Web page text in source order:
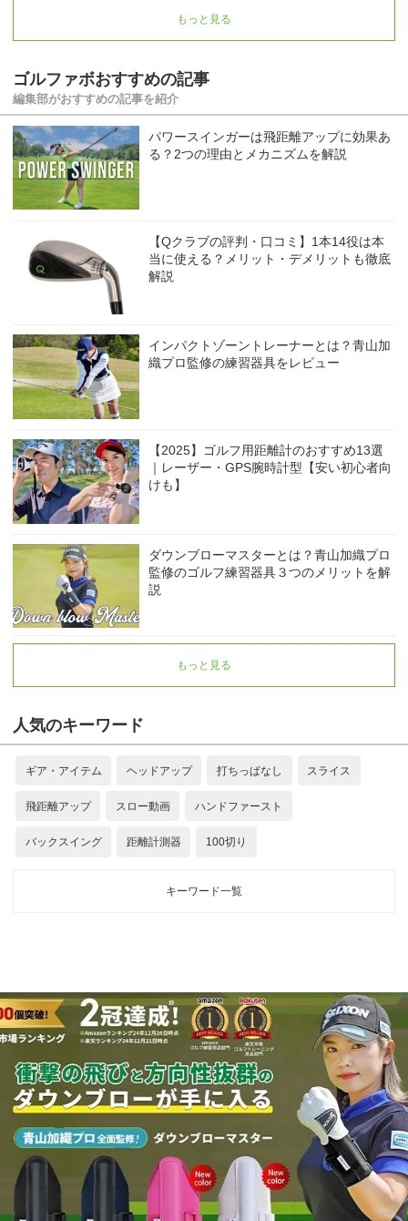
もっと見る
ゴルファボおすすめの記事
編集部がおすすめの記事を紹介
パワースインガーは飛距離アップに効果あ
る？2つの理由とメカニズムを解説
【Qクラブの評判・口コミ】1本14役は本
当に使える？メリット・デメリットも徹底
解説
インパクトゾーントレーナーとは？青山加
織プロ監修の練習器具をレビュー
【2025】ゴルフ用距離計のおすすめ13選
｜レーザー・GPS腕時計型【安い初心者向
けも】
ダウンブローマスターとは？青山加織プロ
監修のゴルフ練習器具３つのメリットを解
説
もっと見る
人気のキーワード
ギア・アイテム ヘッドアップ 打ちっぱなし スライス
飛距離アップ スロー動画 ハンドファースト
バックスイング 距離計測器 100切り
キーワード一覧